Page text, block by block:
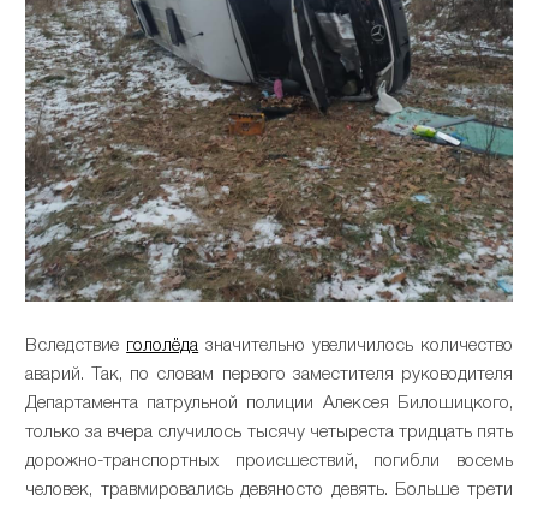
Вследствие гололёда значительно увеличилось количество
аварий. Так, по словам первого заместителя руководителя
Департамента патрульной полиции Алексея Билошицкого,
только за вчера случилось тысячу четыреста тридцать пять
дорожно-транспортных происшествий, погибли восемь
человек, травмировались девяносто девять. Больше трети